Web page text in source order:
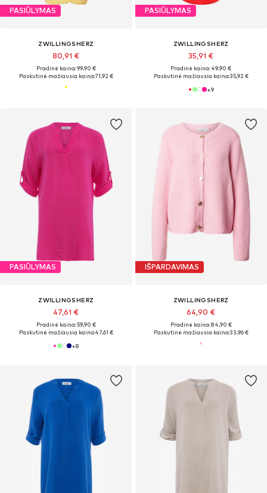
PASIŪLYMAS
ZWILLINGSHERZ
80,91 €
Pradinė kaina: 99,90 €
Paskutinė mažiausia kaina:71,92 €
PASIŪLYMAS
ZWILLINGSHERZ
35,91 €
Pradinė kaina: 49,90 €
Paskutinė mažiausia kaina:35,92 €
+9
PASIŪLYMAS
ZWILLINGSHERZ
47,61 €
Pradinė kaina: 59,90 €
Paskutinė mažiausia kaina:47,61 €
+8
IŠPARDAVIMAS
ZWILLINGSHERZ
64,90 €
Pradinė kaina: 84,90 €
Paskutinė mažiausia kaina:33,96 €